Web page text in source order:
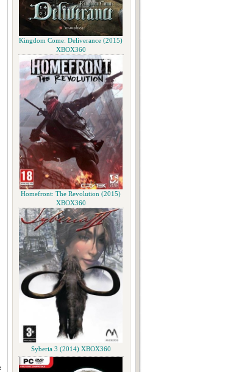
Kingdom Come: Deliverance (2015)
XBOX360
Homefront: The Revolution (2015)
XBOX360
Syberia 3 (2014) XBOX360